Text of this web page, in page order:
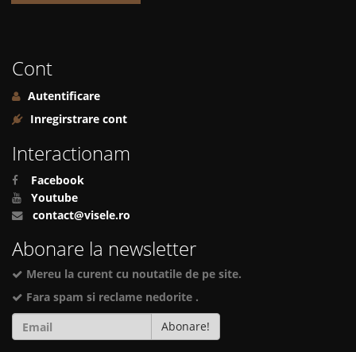
Cont
Autentificare
Inregirstrare cont
Interactionam
Facebook
Youtube
contact@visele.ro
Abonare la newsletter
Mereu la curent cu noutatile de pe site.
Fara spam si reclame nedorite .
Abonare!